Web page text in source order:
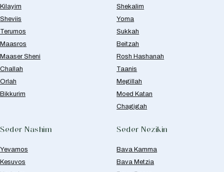
Kilayim
Sheviis
Terumos
Maasros
Maaser Sheni
Challah
Orlah
Bikkurim
Shekalim
Yoma
Sukkah
Beitzah
Rosh Hashanah
Taanis
Megillah
Moed Katan
Chagigah
Seder Nashim
Yevamos
Kesuvos
Seder Nezikin
Bava Kamma
Bava Metzia